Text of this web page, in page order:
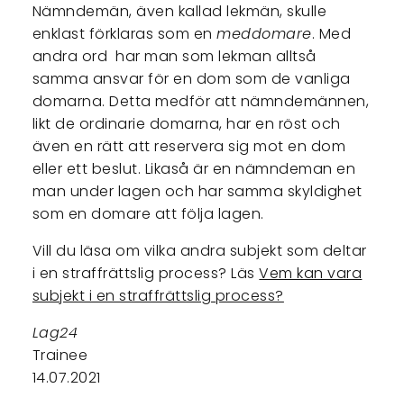
Nämndemän, även kallad lekmän, skulle
enklast förklaras som enmeddomare. Med
andra ord har man som lekman alltså
samma ansvar för en dom som de vanliga
domarna. Detta medför att nämndemännen,
likt de ordinarie domarna, har en röst och
även en rätt att reservera sig mot en dom
eller ett beslut. Likaså är en nämndeman en
man under lagen och har samma skyldighet
som en domare att följa lagen.
Vill du läsa om vilka andra subjekt som deltar
i en straffrättslig process? LäsVem kan vara
subjekt i en straffrättslig process?
Lag24
Trainee
14.07.2021